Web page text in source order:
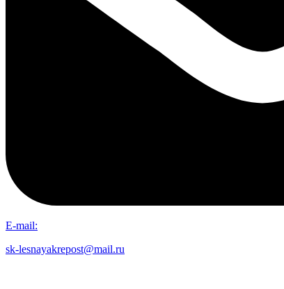
E-mail:
sk-lesnayakrepost@mail.ru